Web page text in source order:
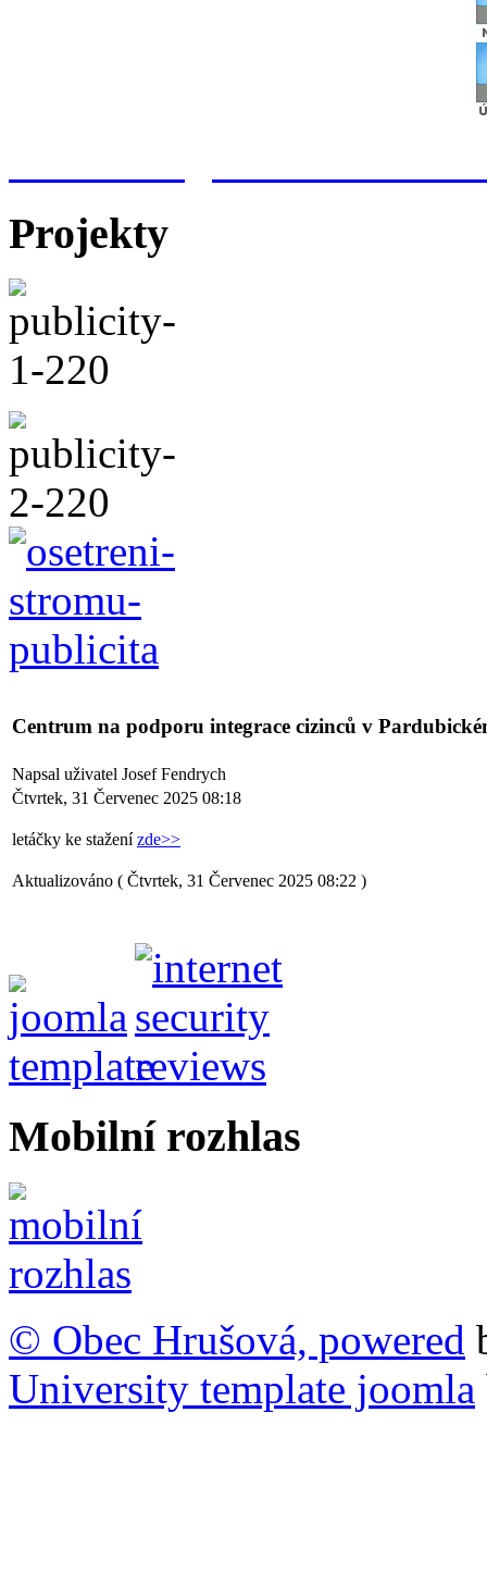
Projekty
Centrum na podporu integrace cizinců v
Napsal uživatel Josef Fendrych
Čtvrtek, 31 Červenec 2025 08:18
letáčky ke stažení zde>>
Aktualizováno ( Čtvrtek, 31 Červenec 2025 08:22 )
Mobilní rozhlas
© Obec Hrušová, powered
University template joomla